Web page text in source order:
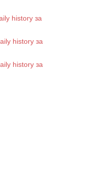
history за
history за
history за